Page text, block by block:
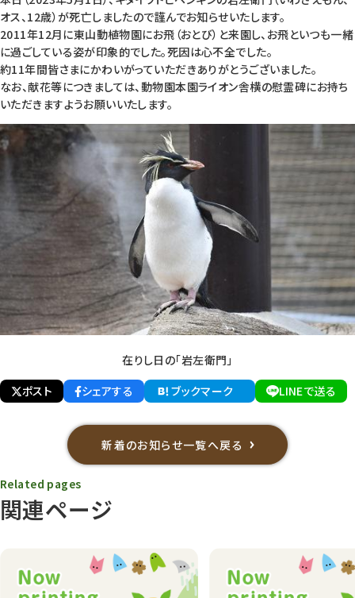
オス、12歳）が死亡しましたので謹んでお知らせいたします。
2011年12月に東山動植物園にお飛（おとび）と来園し、お飛といつも一緒
に過ごしている姿が印象的でした。死因は心不全でした。
約11年間皆さまにかわいがっていただきありがとうございました。
なお、献花等につきましては、動物園本園ライオン舎横の慰霊碑にお持ち
いただきますようお願いいたします。
在りし日の「岩左衛門」
ポスト
シェアする ブックマーク LINEで送る
新着のお知らせ一覧へ戻る
関連ページ
Related pages